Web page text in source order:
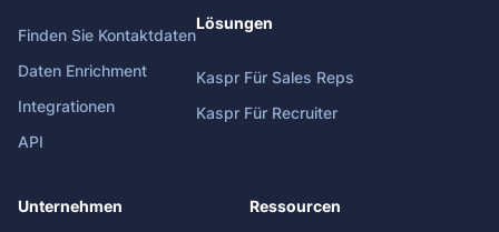
Finden Sie Kontaktdaten
Daten Enrichment
Integrationen
API
Lösungen
Kaspr Für Sales Reps
Kaspr Für Recruiter
Unternehmen Ressourcen